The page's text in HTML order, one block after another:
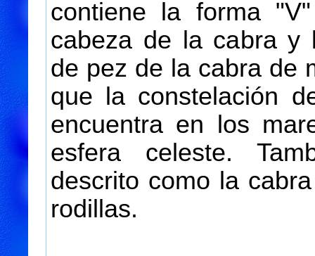
contiene la forma
cabeza de la cabra y
de pez de la cabra de
que la constelación
encuentra en los
esfera celeste.
descrito como la
rodillas.